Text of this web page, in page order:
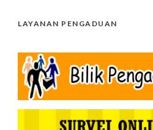
LAYANAN PENGADUAN